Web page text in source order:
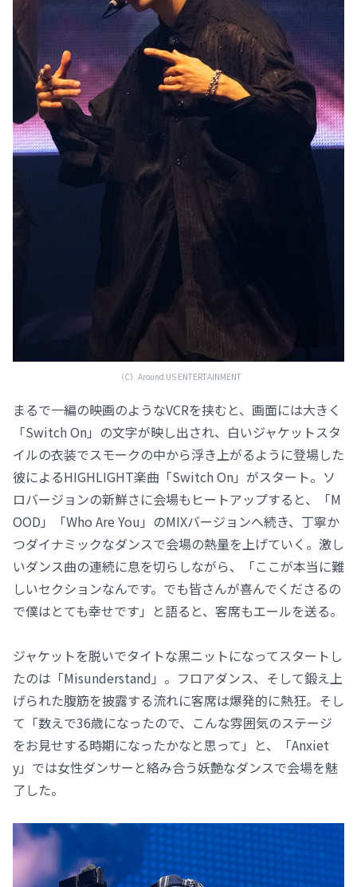
（C）️Around US ENTERTAINMENT
まるで一編の映画のようなVCRを挟むと、画面には大きく
「Switch On」の文字が映し出され、白いジャケットスタ
イルの衣装でスモークの中から浮き上がるように登場した
彼によるHIGHLIGHT楽曲「Switch On」がスタート。ソ
ロバージョンの新鮮さに会場もヒートアップすると、「M
OOD」「Who Are You」のMIXバージョンへ続き、丁寧か
つダイナミックなダンスで会場の熱量を上げていく。激し
いダンス曲の連続に息を切らしながら、「ここが本当に難
しいセクションなんです。でも皆さんが喜んでくださるの
で僕はとても幸せです」と語ると、客席もエールを送る。
ジャケットを脱いでタイトな黒ニットになってスタートし
たのは「Misunderstand」。フロアダンス、そして鍛え上
げられた腹筋を披露する流れに客席は爆発的に熱狂。そし
て「数えで36歳になったので、こんな雰囲気のステージ
をお見せする時期になったかなと思って」と、「Anxiet
y」では女性ダンサーと絡み合う妖艶なダンスで会場を魅
了した。